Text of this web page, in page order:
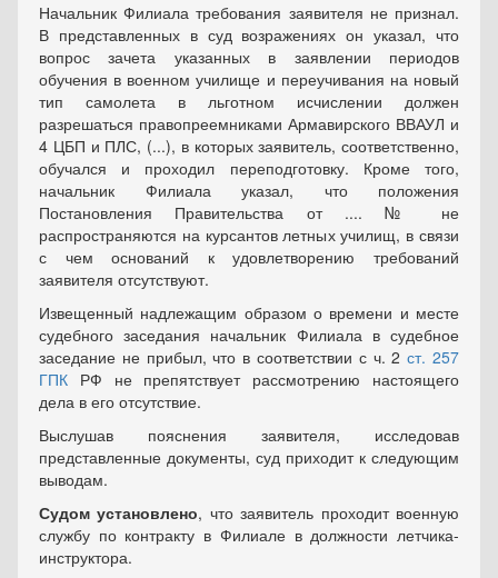
Начальник Филиала требования заявителя не признал.
В представленных в суд возражениях он указал, что
вопрос зачета указанных в заявлении периодов
обучения в военном училище и переучивания на новый
тип самолета в льготном исчислении должен
разрешаться правопреемниками Армавирского ВВАУЛ и
4 ЦБП и ПЛС, (...), в которых заявитель, соответственно,
обучался и проходил переподготовку. Кроме того,
начальник Филиала указал, что положения
Постановления Правительства от .... № не
распространяются на курсантов летных училищ, в связи
с чем оснований к удовлетворению требований
заявителя отсутствуют.
Извещенный надлежащим образом о времени и месте
судебного заседания начальник Филиала в судебное
заседание не прибыл, что в соответствии с ч. 2ст. 257
ГПК РФ не препятствует рассмотрению настоящего
дела в его отсутствие.
Выслушав пояснения заявителя, исследовав
представленные документы, суд приходит к следующим
выводам.
Судом установлено, что заявитель проходит военную
службу по контракту в Филиале в должности летчика-
инструктора.